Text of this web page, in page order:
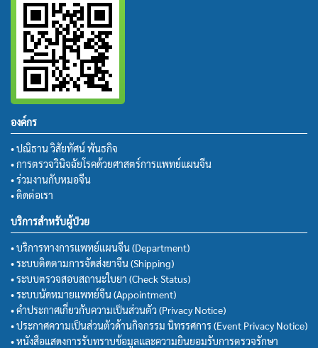
องค์กร
• ปณิธาน วิสัยทัศน์ พันธกิจ
• การตรวจวินิจฉัยโรคด้วยศาสตร์การแพทย์แผนจีน
• ร่วมงานกับหมอจีน
• ติดต่อเรา
บริการสำหรับผู้ป่วย
• บริการทางการแพทย์แผนจีน (Department)
• ระบบติดตามการจัดส่งยาจีน (Shipping)
• ระบบตรวจสอบสถานะใบยา (Check Status)
• ระบบนัดหมายแพทย์จีน (Appointment)
• คำประกาศเกี่ยวกับความเป็นส่วนตัว (Privacy Notice)
• ประกาศความเป็นส่วนตัวด้านกิจกรรม นิทรรศการ (Event Privacy Notice)
• หนังสือแสดงการรับทราบข้อมูลและความยินยอมรับการตรวจรักษา